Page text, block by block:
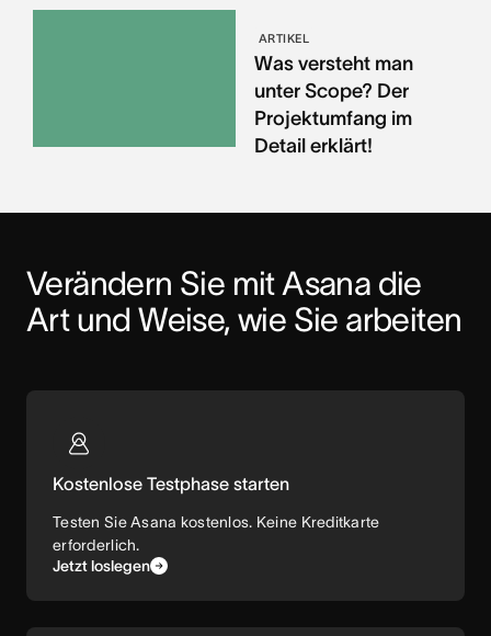
ARTIKEL
Was versteht man
unter Scope? Der
Projektumfang im
Detail erklärt!
Verändern Sie mit Asana die
Art und Weise, wie Sie arbeiten
Kostenlose Testphase starten
Testen Sie Asana kostenlos. Keine Kreditkarte
erforderlich.
Jetzt loslegen